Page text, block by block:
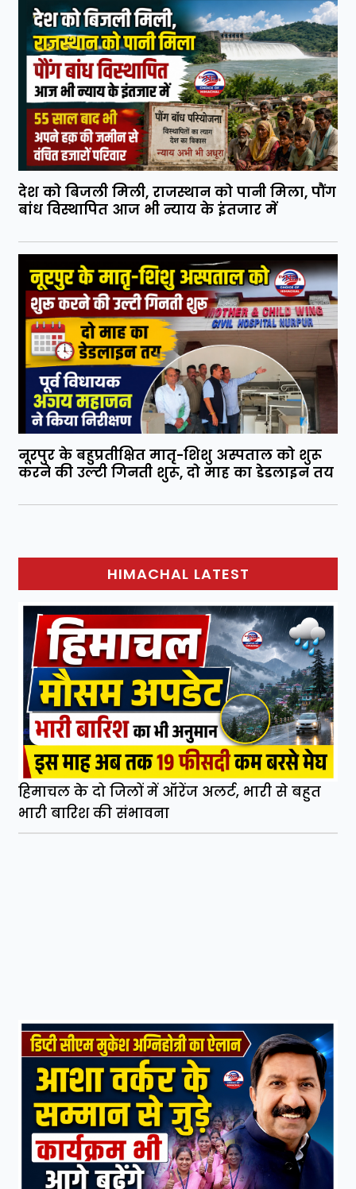
देश को बिजली मिली, राजस्थान को पानी मिला, पौंग
बांध विस्थापित आज भी न्याय के इंतजार में
नूरपुर के बहुप्रतीक्षित मातृ-शिशु अस्पताल को शुरू
करने की उल्टी गिनती शुरू, दो माह का डेडलाइन तय
HIMACHAL LATEST
हिमाचल के दो जिलों में ऑरेंज अलर्ट, भारी से बहुत
भारी बारिश की संभावना